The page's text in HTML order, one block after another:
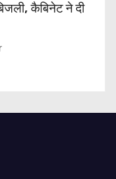
कैबिनेट ने दी